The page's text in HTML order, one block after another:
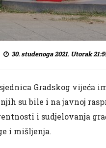
30. studenoga 2021. Utorak
Gradskog vijeća
su bile i na javnoj
i sudjelovanja
i mišljenja.